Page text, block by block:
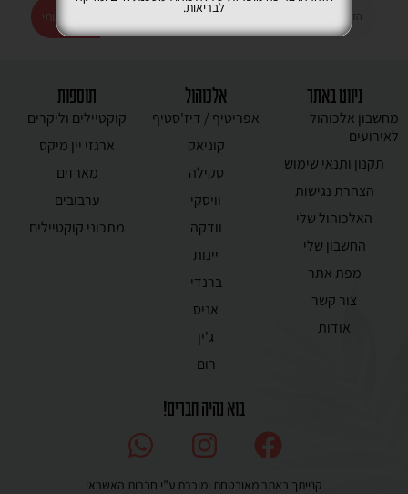
רשמו אותי
אלכוהול
אפריטיף / דיז'סטיף
קוניאק
טקילה
וויסקי
וודקה
יינות
ברנדי
אניס
ג'ין
רום
תוספות
קוקטיילים וליקרים
ארגזי יין מיקס
מארזים
ערבובים
מתכוני קוקטיילים
ניווט באתר
מחשבון אלכוהול
לאירועים
תקנון ותנאי שימוש
הצהרת נגישות
האלכוהול שלי
החשבון שלי
מפת אתר
צור קשר
אודות
בוא נהיה חברים!
קנייתך באתר מאובטחת ומוכרת ע”י חברות האשראי
לבריאות.